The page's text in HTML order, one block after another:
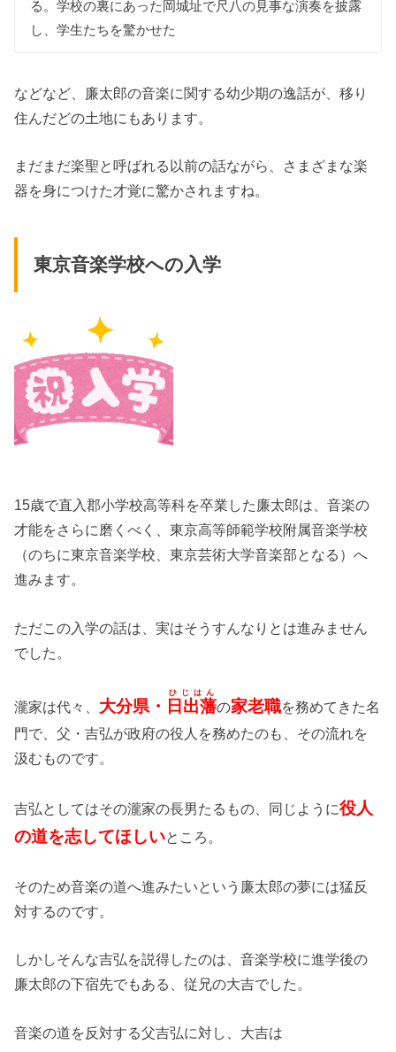
る。学校の裏にあった岡城址で尺八の見事な演奏を披露
し、学生たちを驚かせた
などなど、廉太郎の音楽に関する幼少期の逸話が、移り
住んだどの土地にもあります。
まだまだ楽聖と呼ばれる以前の話ながら、さまざまな楽
器を身につけた才覚に驚かされますね。
東京音楽学校への入学
15歳で直入郡小学校高等科を卒業した廉太郎は、音楽の
才能をさらに磨くべく、東京高等師範学校附属音楽学校
（のちに東京音楽学校、東京芸術大学音楽部となる）へ
進みます。
ただこの入学の話は、実はそうすんなりとは進みません
でした。
瀧家は代々、 大分県・ 日出藩
ひじはん
の家老職を務めてきた名
門で、父・吉弘が政府の役人を務めたのも、その流れを
汲むものです。
吉弘としてはその瀧家の長男たるもの、同じように役人
の道を志してほしいところ。
そのため音楽の道へ進みたいという廉太郎の夢には猛反
対するのです。
しかしそんな吉弘を説得したのは、音楽学校に進学後の
廉太郎の下宿先でもある、従兄の大吉でした。
音楽の道を反対する父吉弘に対し、大吉は